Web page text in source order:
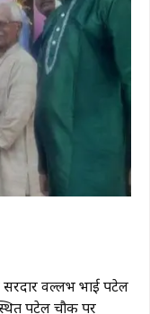
सरदार वल्लभ भाई पटेल
पटेल चौक पर